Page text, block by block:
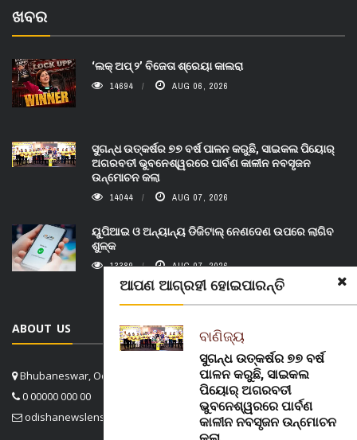
ଆପଣ ଆଗ୍ରହୀ ହୋଇପାରନ୍ତି
ବାଣିଜ୍ୟ
ସୁଗନ୍ଧ ଉତ୍କର୍ଷର ୭୭ ବର୍ଷ
ପାଳନ କରୁଛି, ସାଇକଲ
ପିୟୋର୍‌ ଅଗରବତୀ
ଭୁବନେଶ୍ୱରରେ ପାର୍ବଣ
କାଳୀନ ନବସୃଜନ ଉନ୍ମୋଚନ
ଖବର
‘ଲକ୍ ଅପ୍ ୨’ ବିଜେତା ଶ୍ରେୟା କାଲରା
14694 AUG 06, 2026
ସୁଗନ୍ଧ ଉତ୍କର୍ଷର ୭୭ ବର୍ଷ ପାଳନ କରୁଛି, ସାଇକଲ ପିୟୋର୍‌
ଅଗରବତୀ ଭୁବନେଶ୍ୱରରେ ପାର୍ବଣ କାଳୀନ ନବସୃଜନ
ଉନ୍ମୋଚନ କଲା
14044 AUG 07, 2026
ୟୁପିଆଇ ଓ ଅନ୍ୟାନ୍ୟ ଡିଜିଟାଲ୍ ନେଣଦେଣ ଉପରେ ଲାଗିବ
ଶୁଳ୍କ
13389 AUG 07, 2026
ABOUT US
Bhubaneswar, Odisha, India
0 00000 000 00
odishanewslens@gmail.com